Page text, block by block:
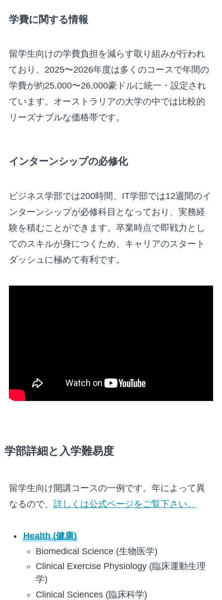
学費に関する情報
留学生向けの学費負担を減らす取り組みが行われ
ており、2025〜2026年度は多くのコースで年間の
学費が約25,000〜26,000豪ドルに統一・設定され
ています。オーストラリアの大学の中では比較的
リーズナブルな価格帯です。
インターンシップの必修化
ビジネス学部では200時間、IT学部では12週間のイ
ンターンシップが必修科目となっており、実務経
験を積むことができます。卒業時点で即戦力とし
てのスキルが身につくため、キャリアのスタート
ダッシュに極めて有利です。
学部詳細と入学難易度
留学生向け開講コースの一例です。年によって異
なるので、 詳しくは公式ページをご覧下さい。
Health (健康)
Biomedical Science (生物医学)
Clinical Exercise Physiology (臨床運動生理
学)
Clinical Sciences (臨床科学)